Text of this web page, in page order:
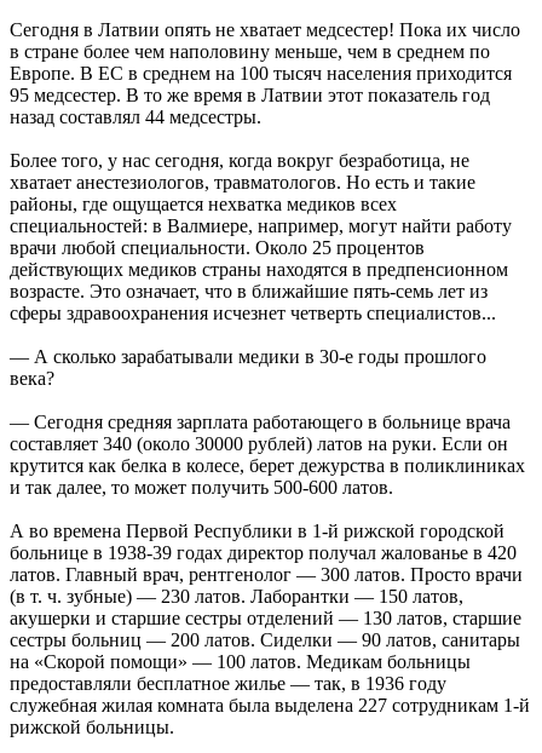
Сегодня в Латвии опять не хватает медсестер! Пока их число
в стране более чем наполовину меньше, чем в среднем по
Европе. В ЕС в среднем на 100 тысяч населения приходится
95 медсестер. В то же время в Латвии этот показатель год
назад составлял 44 медсестры.
Более того, у нас сегодня, когда вокруг безработица, не
хватает анестезиологов, травматологов. Но есть и такие
районы, где ощущается нехватка медиков всех
специальностей: в Валмиере, например, могут найти работу
врачи любой специальности. Около 25 процентов
действующих медиков страны находятся в предпенсионном
возрасте. Это означает, что в ближайшие пять-семь лет из
сферы здравоохранения исчезнет четверть специалистов...
— А сколько зарабатывали медики в 30-е годы прошлого
века?
— Сегодня средняя зарплата работающего в больнице врача
составляет 340 (около 30000 рублей) латов на руки. Если он
крутится как белка в колесе, берет дежурства в поликлиниках
и так далее, то может получить 500-600 латов.
А во времена Первой Республики в 1-й рижской городской
больнице в 1938-39 годах директор получал жалованье в 420
латов. Главный врач, рентгенолог — 300 латов. Просто врачи
(в т. ч. зубные) — 230 латов. Лаборантки — 150 латов,
акушерки и старшие сестры отделений — 130 латов, старшие
сестры больниц — 200 латов. Сиделки — 90 латов, санитары
на «Скорой помощи» — 100 латов. Медикам больницы
предоставляли бесплатное жилье — так, в 1936 году
служебная жилая комната была выделена 227 сотрудникам 1-й
рижской больницы.